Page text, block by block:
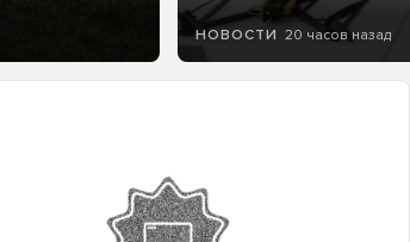
НОВОСТИ 20 часов назад